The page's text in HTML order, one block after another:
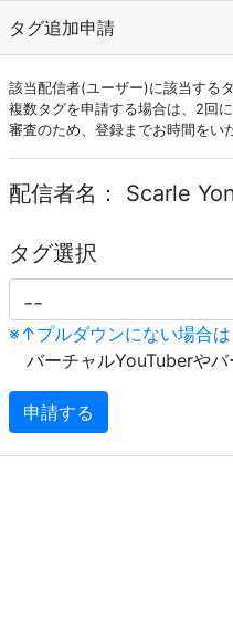
タグ追加申請
該当配信者(ユーザー)に該当する
複数タグを申請する場合は、2回
審査のため、登録までお時間をい
配信者名： Scarle
タグ選択
※↑プルダウンにない場合は
バーチャルYouTuberやバ
申請する